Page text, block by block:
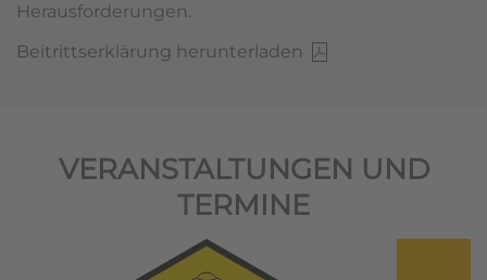
Herausforderungen.
Beitrittserklärung herunterladen
VERANSTALTUNGEN UND
TERMINE